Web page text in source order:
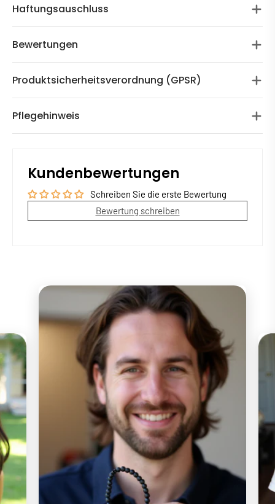
Haftungsauschluss
Bewertungen
Produktsicherheitsverordnung (GPSR)
Pflegehinweis
Kundenbewertungen
Schreiben Sie die erste Bewertung
Bewertung schreiben